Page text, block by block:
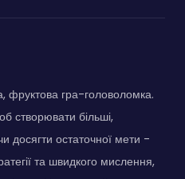
гра-головоломка.
створювати більші,
досягти остаточної мети -
та швидкого мислення,